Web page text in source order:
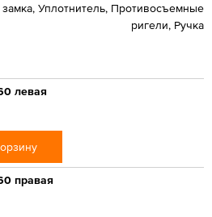
замка, Уплотнитель, Противосъемные
ригели, Ручка
левая
правая